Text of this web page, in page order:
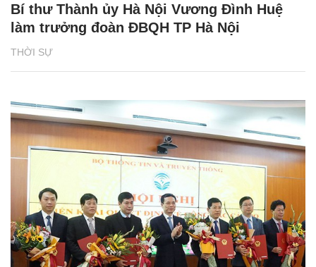
THỜI SỰ
Bí thư Thành ủy Hà Nội Vương Đình Huệ
làm trưởng đoàn ĐBQH TP Hà Nội